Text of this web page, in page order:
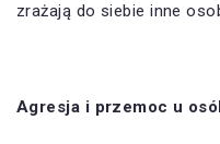
zrażają do siebie inne
Agresja i przemoc u